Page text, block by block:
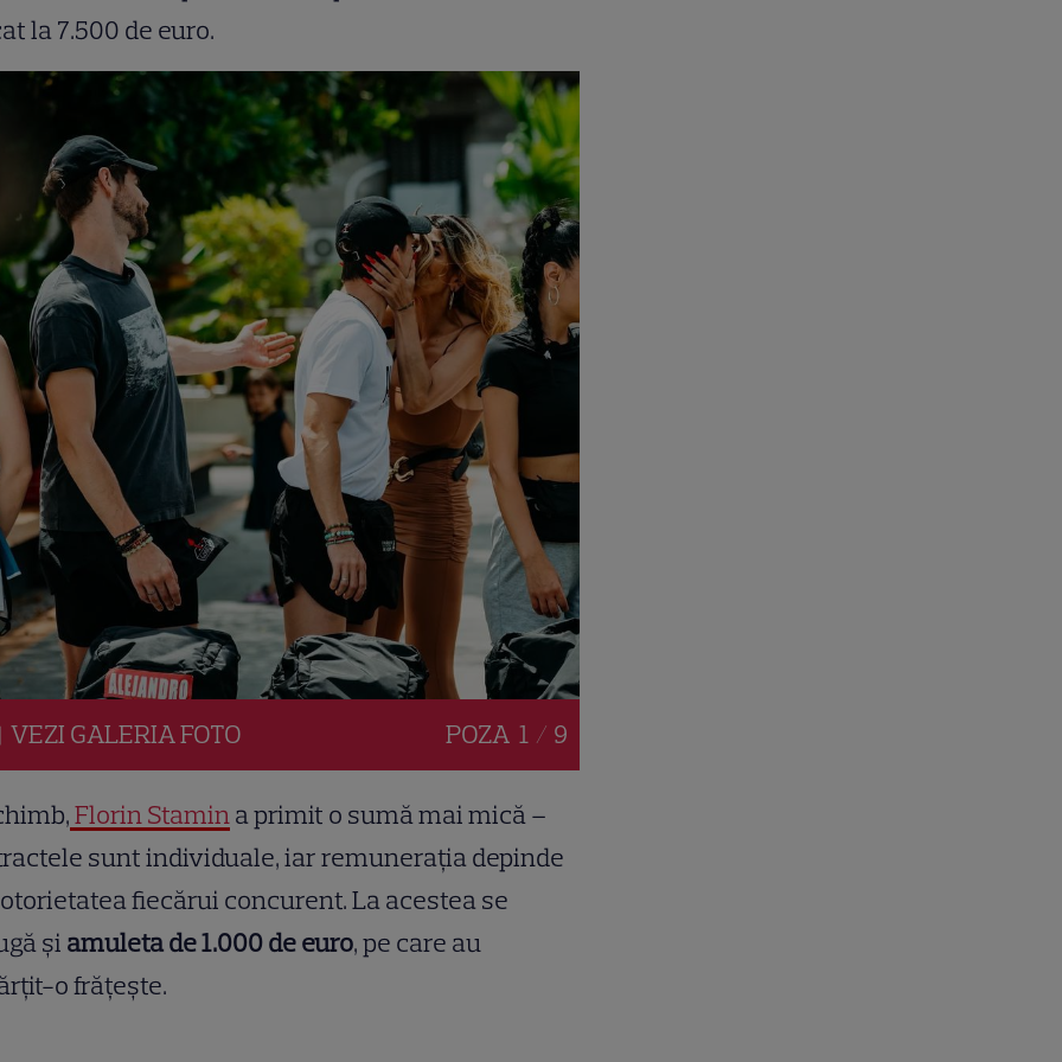
la 7.500 de euro.
VEZI GALERIAFOTO POZA 1 / 9
Florin Stamina primit o sumă mai mică –
sunt individuale, iar remunerația depinde
fiecărui concurent. La acestea se
și amuleta de 1.000 de euro, pe care au
o frățește.